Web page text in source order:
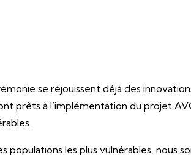
se réjouissent déjà des
prêts à l’implémentation du projet
populations les plus vulnérables,